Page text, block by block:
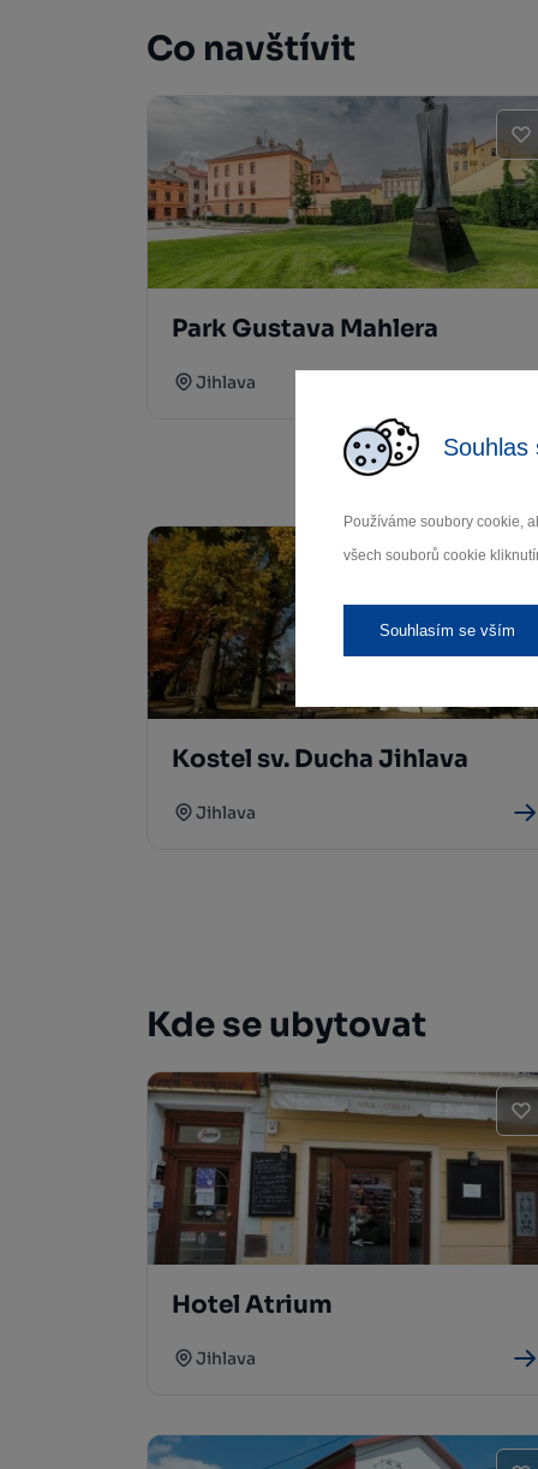
Souhlas
Používáme soubory cookie,
všech souborů cookie
Souhlasím se vším
Co navštívit
Park Gustava Mahlera
Jihlava
Kostel sv. Ducha Jihlava
Jihlava
Kde se ubytovat
Hotel Atrium
Jihlava